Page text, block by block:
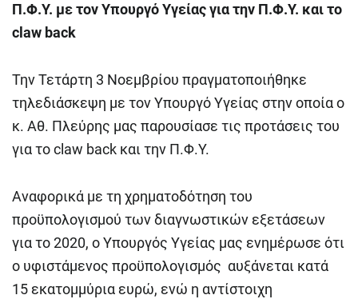
Π.Φ.Υ. με τον Υπουργό Υγείας για την Π.Φ.Υ. και το
claw back
Την Τετάρτη 3 Νοεμβρίου πραγματοποιήθηκε
τηλεδιάσκεψη με τον Υπουργό Υγείας στην οποία ο
κ. Αθ. Πλεύρης μας παρουσίασε τις προτάσεις του
για το claw back και την Π.Φ.Υ.
Αναφορικά με τη χρηματοδότηση του
προϋπολογισμού των διαγνωστικών εξετάσεων
για το 2020, ο Υπουργός Υγείας μας ενημέρωσε ότι
ο υφιστάμενος προϋπολογισμός αυξάνεται κατά
15 εκατομμύρια ευρώ, ενώ η αντίστοιχη